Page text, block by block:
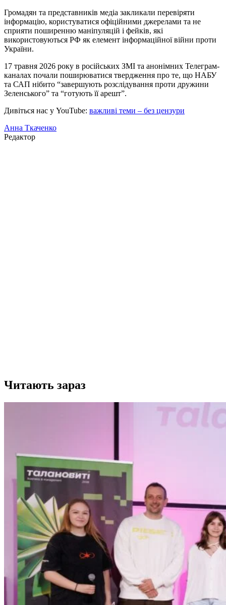
Громадян та представників медіа закликали перевіряти
інформацію, користуватися офіційними джерелами та не
сприяти поширенню маніпуляцій і фейків, які
використовуються РФ як елемент інформаційної війни проти
України.
17 травня 2026 року в російських ЗМІ та анонімних Телеграм-
каналах почали поширюватися твердження про те, що НАБУ
та САП нібито “завершують розслідування проти дружини
Зеленського” та “готують її арешт”.
Дивіться нас у YouTube: важливі теми – без цензури
Анна Ткаченко
Редактор
Читають зараз